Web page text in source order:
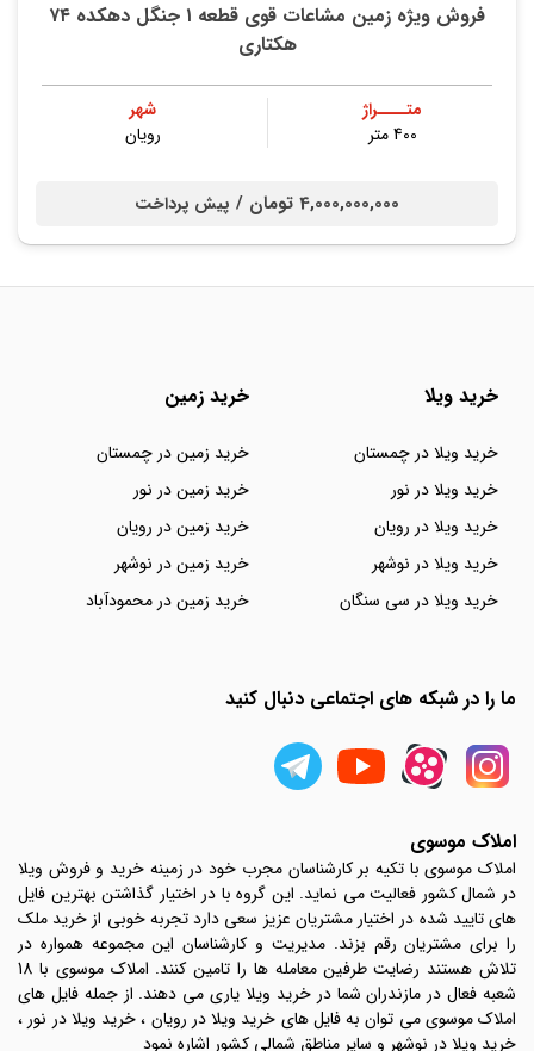
فروش ویژه زمین مشاعات قوی قطعه ۱ جنگل دهکده ۷۴
هکتاری
متــــراژ
400 متر
شهر
رویان
4,000,000,000 تومان / پیش پرداخت
خرید ویلا
خرید ویلا در چمستان
خرید ویلا در نور
خرید ویلا در رویان
خرید ویلا در نوشهر
خرید ویلا در سی سنگان
خرید زمین
خرید زمین در چمستان
خرید زمین در نور
خرید زمین در رویان
خرید زمین در نوشهر
خرید زمین در محمودآباد
ما را در شبکه های اجتماعی دنبال کنید
املاک موسوی
املاک موسوی با تکیه بر کارشناسان مجرب خود در زمینه خرید و فروش ویلا
در شمال کشور فعالیت می نماید. این گروه با در اختیار گذاشتن بهترین فایل
های تایید شده در اختیار مشتریان عزیز سعی دارد تجربه خوبی از خرید ملک
را برای مشتریان رقم بزند. مدیریت و کارشناسان این مجموعه همواره در
تلاش هستند رضایت طرفین معامله ها را تامین کنند. املاک موسوی با 18
شعبه فعال در مازندران شما در خرید ویلا یاری می دهند. از جمله فایل های
املاک موسوی می توان به فایل های خرید ویلا در رویان ، خرید ویلا در نور ،
خرید ویلا در نوشهر و سایر مناطق شمالی کشور اشاره نمود